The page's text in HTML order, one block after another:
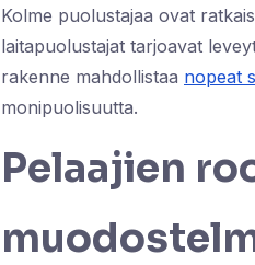
Kolme puolustajaa ovat
laitapuolustajat tarjoavat
rakenne mahdollistaa nopeat
monipuolisuutta.
Pelaajien